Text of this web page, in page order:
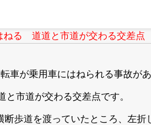
ねる 道道と市道が交わる交差
車が乗用車にはねられる事故があ
市道が交わる交差点です。
歩道を渡っていたところ、左折